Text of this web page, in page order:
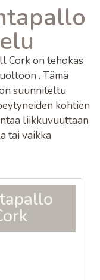
Corkon tehokas
. Tämä
suunniteltu
kohtien
liikkuvuuttaan
tai vaikka